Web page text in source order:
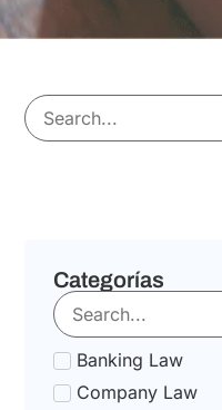
Categorías
Banking Law
Company Law